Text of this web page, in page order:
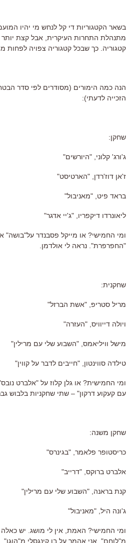
בשאר הקטגוריות די קל לנחש מי יהיו
מתנהלת התחרות העיקרית, אבל קצת יותר
קטגוריה. כך שבכל קטגוריה צפויה
הנה כמה הימורים (מסודרים לפי סדר
הזכייה לדעתי):
שחקן:
ג'ורג' קלוני, "היורשים"
ז'אן דוז'רדן, "הארטיסט"
בראד פיט, "מאניבול"
ליאונרדו דיקפריו, "ג'יי אדגר"
ומי החמישי? או מייקל פסבנדר על"בושה"
"החפרפרת". נראה לי אולדמן.
שחקנית:
מריל סטריפ, "אשת הברזל"
ויולה דייוויס, "העזרה"
מישל וויליאמס, "השבוע שלי עם מרילין"
טילדה סווינטון, "חייבים לדבר על קווין"
ומי החמישית? או גלן קלוז על "אלברט
עם קעקוע דרקון" – שתי שחקניות בלבוש
שחקן משנה:
כריסטופר פלאמר, "בגינרס"
אלברט ברוקס, "דרייב"
קנת בראנה, "השבוע שלי עם מרילין"
ג'ונה היל, "מאניבול"
ומי החמישי? האמת, אין לי מושג. יש
מ"לוחם". אני אהמר על בן קינגסלי מ"הוגו".